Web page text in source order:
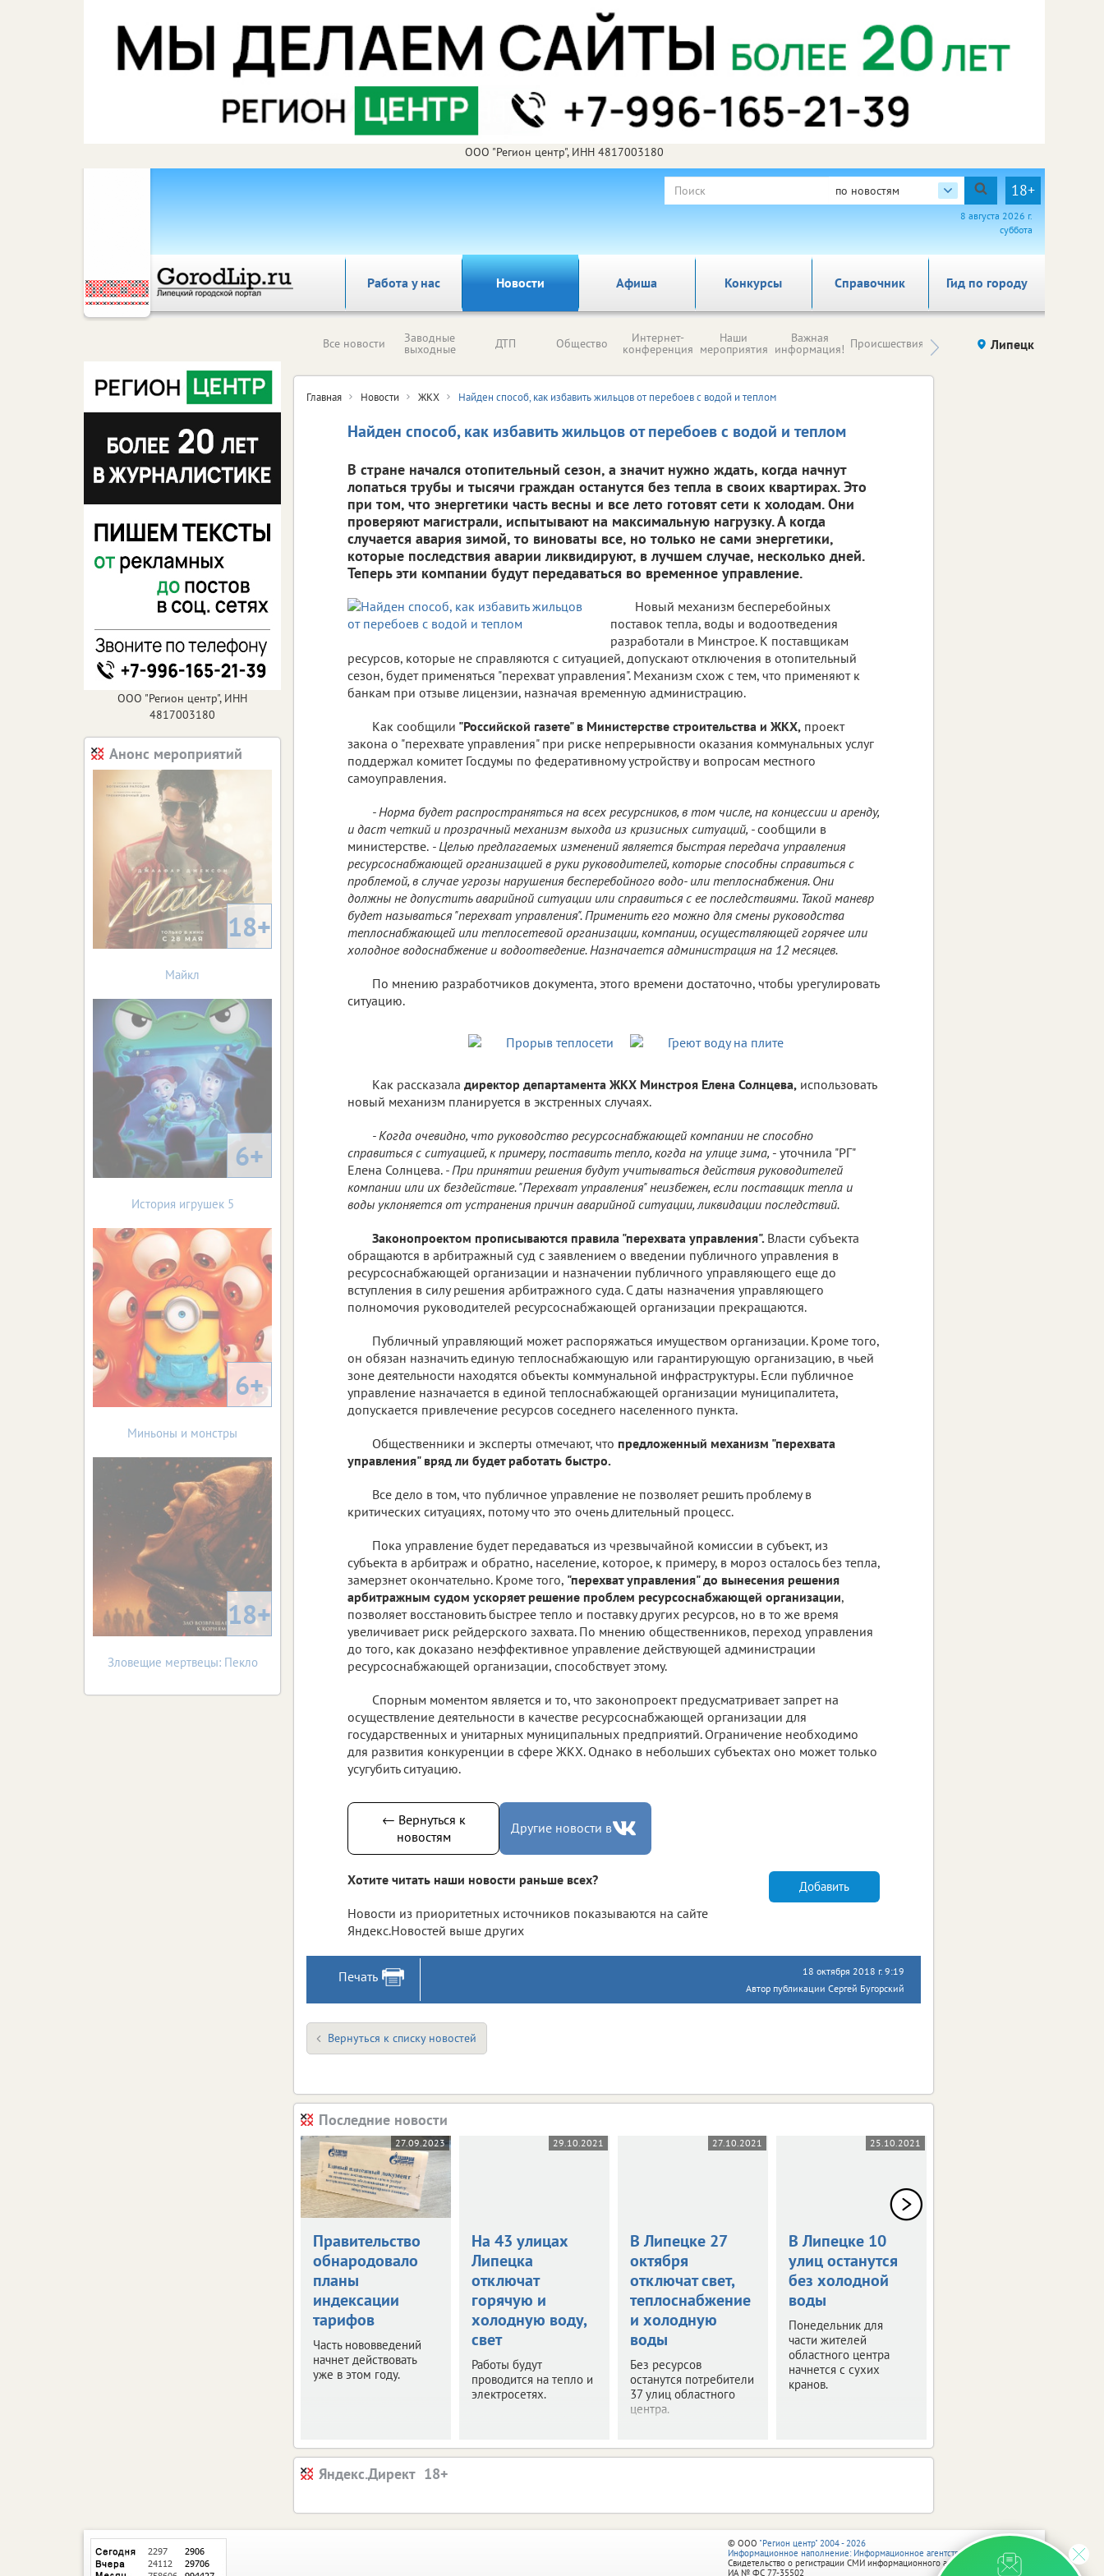
ООО "Регион центр", ИНН 4817003180
по новостям 18+
8 августа 2026 г.
суббота
Работа у нас Новости Афиша Справочник Гид по городу
Конкурсы
Все новости Заводные
выходные ДТП Общество Интернет-
конференция
Наши
мероприятия
Важная
информация! Происшествия Здоровье компаний (на
правах
Липецк
Главная Новости ЖКХ Найден способ, как избавить жильцов от перебоев с водой и теплом
Найден способ, как избавить жильцов от перебоев с водой и теплом
В стране начался отопительный сезон, а значит нужно ждать, когда начнут
лопаться трубы и тысячи граждан останутся без тепла в своих квартирах. Это
при том, что энергетики часть весны и все лето готовят сети к холодам. Они
проверяют магистрали, испытывают на максимальную нагрузку. А когда
случается авария зимой, то виноваты все, но только не сами энергетики,
которые последствия аварии ликвидируют, в лучшем случае, несколько дней.
Теперь эти компании будут передаваться во временное управление.
Новый механизм бесперебойных
поставок тепла, воды и водоотведения
разработали в Минстрое. К поставщикам
ресурсов, которые не справляются с ситуацией, допускают отключения в отопительный
сезон, будет применяться "перехват управления". Механизм схож с тем, что применяют к
банкам при отзыве лицензии, назначая временную администрацию.
Как сообщили "Российской газете" в Министерстве строительства и ЖКХ, проект
закона о "перехвате управления" при риске непрерывности оказания коммунальных услуг
поддержал комитет Госдумы по федеративному устройству и вопросам местного
самоуправления.
- Норма будет распространяться на всех ресурсников, в том числе, на концессии и аренду,
и даст четкий и прозрачный механизм выхода из кризисных ситуаций, -сообщили в
министерстве. - Целью предлагаемых изменений является быстрая передача управления
ресурсоснабжающей организацией в руки руководителей, которые способны справиться с
проблемой, в случае угрозы нарушения бесперебойного водо- или теплоснабжения. Они
должны не допустить аварийной ситуации или справиться с ее последствиями. Такой маневр
будет называться "перехват управления". Применить его можно для смены руководства
теплоснабжающей или теплосетевой организации, компании, осуществляющей горячее или
холодное водоснабжение и водоотведение. Назначается администрация на 12 месяцев.
По мнению разработчиков документа, этого времени достаточно, чтобы урегулировать
ситуацию.
Как рассказала директор департамента ЖКХ Минстроя Елена Солнцева, использовать
новый механизм планируется в экстренных случаях.
- Когда очевидно, что руководство ресурсоснабжающей компании не способно
справиться с ситуацией, к примеру, поставить тепло, когда на улице зима, - уточнила "РГ"
Елена Солнцева. - При принятии решения будут учитываться действия руководителей
компании или их бездействие. "Перехват управления" неизбежен, если поставщик тепла и
воды уклоняется от устранения причин аварийной ситуации, ликвидации последствий.
Законопроектом прописываются правила "перехвата управления". Власти субъекта
обращаются в арбитражный суд с заявлением о введении публичного управления в
ресурсоснабжающей организации и назначении публичного управляющего еще до
вступления в силу решения арбитражного суда. С даты назначения управляющего
полномочия руководителей ресурсоснабжающей организации прекращаются.
Публичный управляющий может распоряжаться имуществом организации. Кроме того,
он обязан назначить единую теплоснабжающую или гарантирующую организацию, в чьей
зоне деятельности находятся объекты коммунальной инфраструктуры. Если публичное
управление назначается в единой теплоснабжающей организации муниципалитета,
допускается привлечение ресурсов соседнего населенного пункта.
Общественники и эксперты отмечают, что предложенный механизм "перехвата
управления" вряд ли будет работать быстро.
Все дело в том, что публичное управление не позволяет решить проблему в
критических ситуациях, потому что это очень длительный процесс.
Пока управление будет передаваться из чрезвычайной комиссии в субъект, из
субъекта в арбитраж и обратно, население, которое, к примеру, в мороз осталось без тепла,
замерзнет окончательно. Кроме того, "перехват управления" до вынесения решения
арбитражным судом ускоряет решение проблем ресурсоснабжающей организации,
позволяет восстановить быстрее тепло и поставку других ресурсов, но в то же время
увеличивает риск рейдерского захвата. По мнению общественников, переход управления
до того, как доказано неэффективное управление действующей администрации
ресурсоснабжающей организации, способствует этому.
Спорным моментом является и то, что законопроект предусматривает запрет на
осуществление деятельности в качестве ресурсоснабжающей организации для
государственных и унитарных муниципальных предприятий. Ограничение необходимо
для развития конкуренции в сфере ЖКХ. Однако в небольших субъектах оно может только
усугубить ситуацию.
← Вернуться к
новостям
Другие новости в
Хотите читать наши новости раньше всех?
Новости из приоритетных источников показываются на сайте
Яндекс.Новостей выше других
Добавить
Печать
18 октября 2018 г. 9:19
Автор публикации Сергей Бугорский
Вернуться к списку новостей
Последние новости
27.09.2023
Правительство
обнародовало
планы
индексации
тарифов
Часть нововведений
начнет действовать
уже в этом году.
29.10.2021
На 43 улицах
Липецка
отключат
горячую и
холодную воду,
свет
Работы будут
проводится на тепло и
электросетях.
27.10.2021
В Липецке 27
октября
отключат свет,
теплоснабжение
и холодную
воды
Без ресурсов
останутся потребители
37 улиц областного
центра.
25.10.2021
В Липецке 10
улиц останутся
без холодной
воды
Понедельник для
части жителей
областного центра
начнется с сухих
кранов.
Яндекс.Директ
ООО "Регион центр", ИНН
4817003180
Анонс мероприятий
18+
Майкл
6+
История игрушек 5
6+
Миньоны и монстры
18+
Зловещие мертвецы: Пекло
© ООО "Регион центр" 2004 - 2026
Информационное наполнение: Информационное агентство vRossii.ru
Свидетельство о регистрации СМИ информационного агентства vRossii.ru
ИА № ФС 77‑35502